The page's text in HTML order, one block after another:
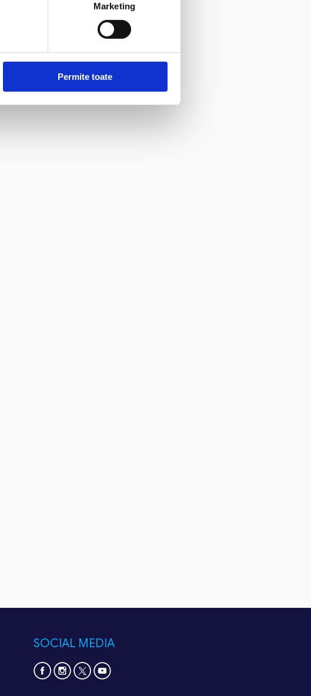
Marketing
Permite toate
SOCIAL MEDIA